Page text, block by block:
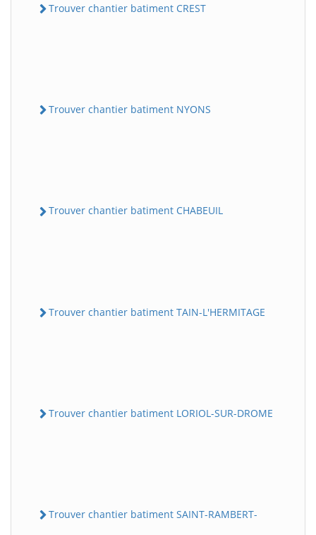
Trouver chantier batiment CREST
Trouver chantier batiment NYONS
Trouver chantier batiment CHABEUIL
Trouver chantier batiment TAIN-L'HERMITAGE
Trouver chantier batiment LORIOL-SUR-DROME
Trouver chantier batiment SAINT-RAMBERT-